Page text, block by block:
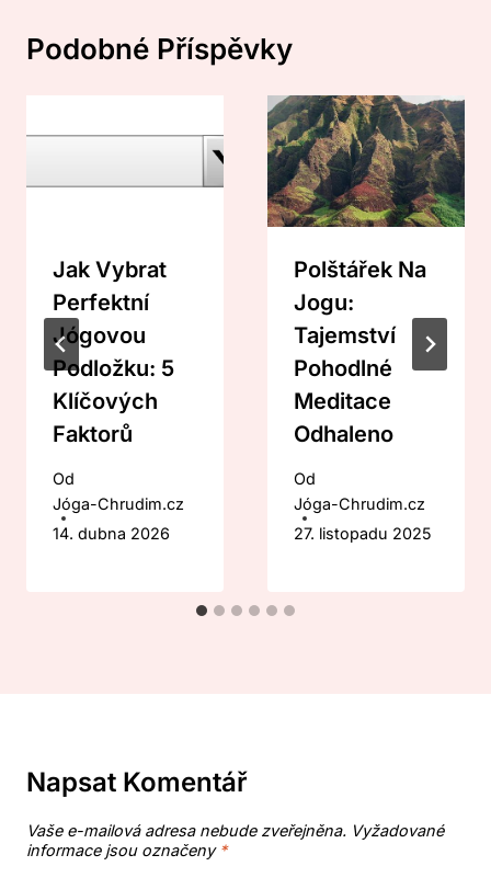
Podobné Příspěvky
Jak Vybrat
Perfektní
Jógovou
Podložku: 5
Klíčových
Faktorů
Od
Jóga-Chrudim.cz
14. dubna 2026
Polštářek Na
Jogu:
Tajemství
Pohodlné
Meditace
Odhaleno
Od
Jóga-Chrudim.cz
27. listopadu 2025
Napsat Komentář
Vaše e-mailová adresa nebude zveřejněna. Vyžadované
informace jsou označeny *